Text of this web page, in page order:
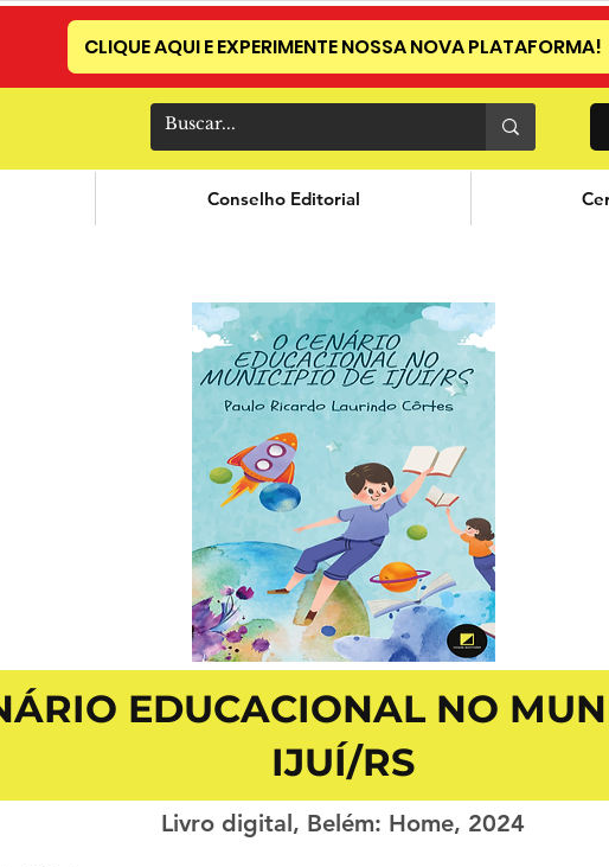
CLIQUE AQUI E EXPERIMENTE NOSSA NOVA PLATAFORMA!
Conselho Editorial
EDUCACIONAL NO
IJUÍ/RS
Livro digital, Belém: Home, 2024